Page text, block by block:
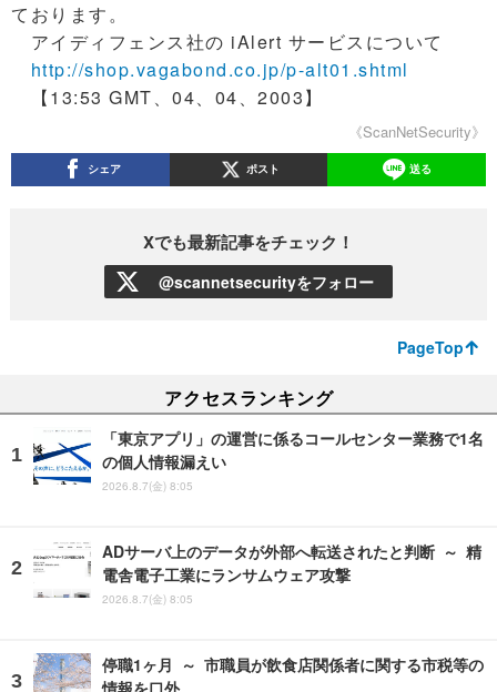
ております。
アイディフェンス社の iAlert サービスについて
http://shop.vagabond.co.jp/p-alt01.shtml
【13:53 GMT、04、04、2003】
《ScanNetSecurity》
シェア ポスト 送る
Xでも最新記事をチェック！
@scannetsecurityをフォロー
PageTop
アクセスランキング
「東京アプリ」の運営に係るコールセンター業務で1名
の個人情報漏えい
2026.8.7(金) 8:05
ADサーバ上のデータが外部へ転送されたと判断 ～ 精
電舎電子工業にランサムウェア攻撃
2026.8.7(金) 8:05
停職1ヶ月 ～ 市職員が飲食店関係者に関する市税等の
情報を口外